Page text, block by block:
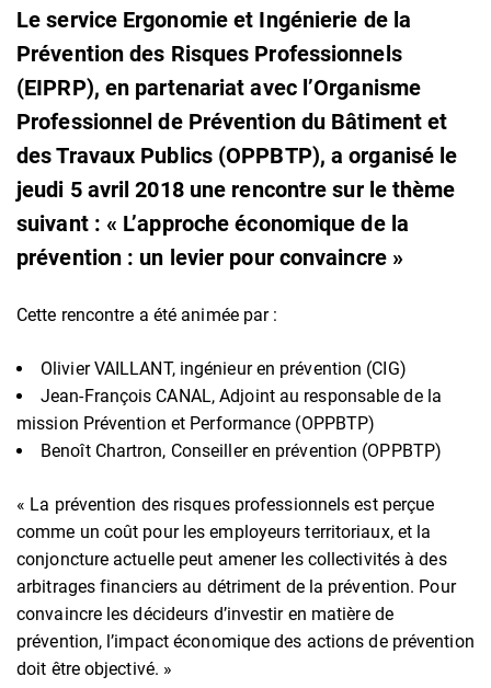
Le service Ergonomie et Ingénierie de la
Prévention des Risques Professionnels
(EIPRP), en partenariat avec l’Organisme
Professionnel de Prévention du Bâtiment et
des Travaux Publics (OPPBTP), a organisé le
jeudi 5 avril 2018 une rencontre sur le thème
suivant : « L’approche économique de la
prévention : un levier pour convaincre »
Cette rencontre a été animée par :
Olivier VAILLANT, ingénieur en prévention (CIG)
Jean-François CANAL, Adjoint au responsable de la
mission Prévention et Performance (OPPBTP)
Benoît Chartron, Conseiller en prévention (OPPBTP)
« La prévention des risques professionnels est perçue
comme un coût pour les employeurs territoriaux, et la
conjoncture actuelle peut amener les collectivités à des
arbitrages financiers au détriment de la prévention. Pour
convaincre les décideurs d’investir en matière de
prévention, l’impact économique des actions de prévention
doit être objectivé. »